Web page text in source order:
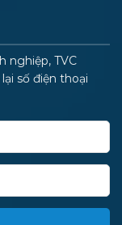
nghiệp, TVC
số điện thoại